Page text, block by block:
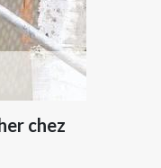
chez